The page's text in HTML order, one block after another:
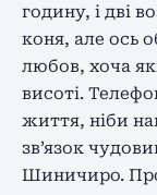
годину, і дві
коня, але ось
любов, хоча
висоті.
життя, ніби
зв’язок
Шиничиро.